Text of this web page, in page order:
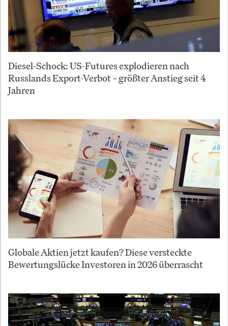
Diesel-Schock: US-Futures explodieren nach
Russlands Export-Verbot – größter Anstieg seit 4
Jahren
Globale Aktien jetzt kaufen? Diese versteckte
Bewertungslücke Investoren in 2026 überrascht